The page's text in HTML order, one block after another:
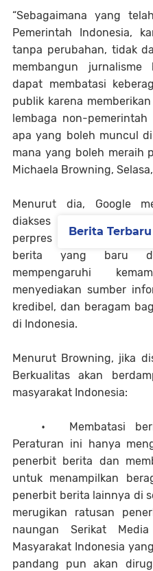
“Sebagaimana yang
Pemerintah Indonesia,
tanpa perubahan, tidak
membangun
dapat membatasi
publik karena
lembaga non-
apa yang boleh muncul
mana yang boleh meraih
Michaela Browning,
Menurut dia, Google
diakses dan
perpres disahkan
berita yang baru
mempengaruhi
menyediakan sumber
kredibel, dan beragam
di Indonesia.
Menurut Browning, jika
Berkualitas akan
masyarakat Indonesia:
•
Membatasi
Peraturan ini hanya
penerbit berita dan
untuk menampilkan
penerbit berita lainnya di
merugikan ratusan
naungan Serikat
Masyarakat Indonesia
pandang pun akan
Berita Terbaru